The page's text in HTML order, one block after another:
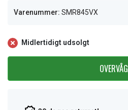
Varenummer: SMR845VX
Midlertidigt udsolgt
OVERVÅG